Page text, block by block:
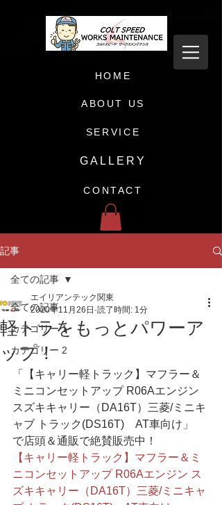
HOME
ABOUT US
SERVICE
GALLERY
CONTACT
記事
全ての記事
カテゴリー 1
カテゴリー 2
全ての記事
軽トラをもっとパワーア
ップ！
エイリアンテック関東
2020年11月26日 読了時間: 1分
「【キャリー軽トラック】マフラー＆
ミニコンセットアップ R06Aエンジン
スズキキャリー（DA16T）三菱/ミニキ
ャブ トラック(DS16T)　AT車向け」
で店頭＆通販で絶賛販売中！
【キャリー軽トラック】マフラー＆ミ
ニコンセットアップ R06Aエンジン ス
ズキキャリー（DA16T）三菱/ミニキャ